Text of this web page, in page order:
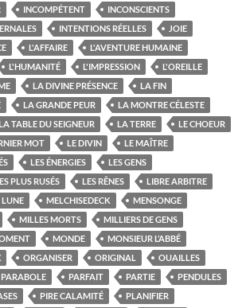
INCOMPÉTENT
INCONSCIENTS
INTENTIONS RÉELLES
JOIE
L'AFFAIRE
L'AVENTURE HUMAINE
L'HUMANITÉ L'IMPRESSION
L'OREILLE
LA DIVINE PRÉSENCE
LA FIN
LA GRANDE PEUR
LA MONTRE CÉLESTE
TABLE DU SEIGNEUR LA TERRE
LE CHOEUR
MOT LE DIVIN
LE MAÎTRE
LES ÉNERGIES
LES GENS
PLUS RUSÉS LES RÊNES
LIBRE ARBITRE
LUNE MELCHISEDECK
MENSONGE
MILLES MORTS
MILLIERS DE GENS
MONDE
MONSIEUR L’ABBÉ
ORGANISER ORIGINAL
OUAILLES
PARABOLE PARFAIT PARTIE
PENDULES
PIRE CALAMITÉ
PLANIFIER